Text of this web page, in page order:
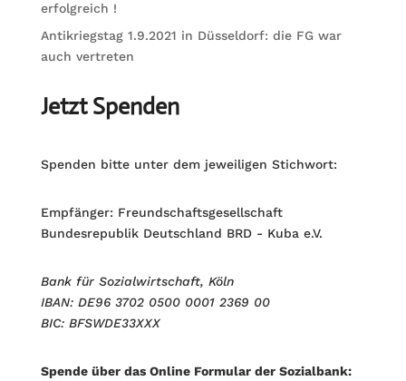
erfolgreich !
Antikriegstag 1.9.2021 in Düsseldorf: die FG war
auch vertreten
Jetzt Spenden
Spenden bitte unter dem jeweiligen Stichwort:
Empfänger: Freundschaftsgesellschaft
Bundesrepublik Deutschland BRD - Kuba e.V.
Bank für Sozialwirtschaft, Köln
IBAN: DE96 3702 0500 0001 2369 00
BIC: BFSWDE33XXX
Spende über das Online Formular der Sozialbank: